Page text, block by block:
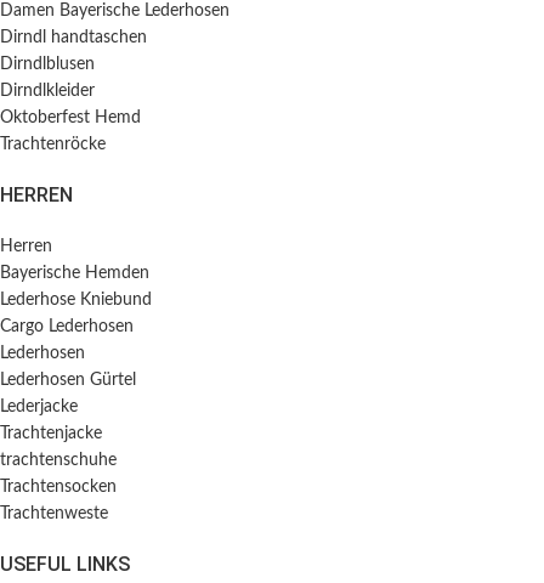
Damen Bayerische Lederhosen
Dirndl handtaschen
Dirndlblusen
Dirndlkleider
Oktoberfest Hemd
Trachtenröcke
HERREN
Herren
Bayerische Hemden​
Lederhose Kniebund
Cargo Lederhosen
Lederhosen
Lederhosen Gürtel
Lederjacke
Trachtenjacke
trachtenschuhe
Trachtensocken
Trachtenweste
USEFUL LINKS